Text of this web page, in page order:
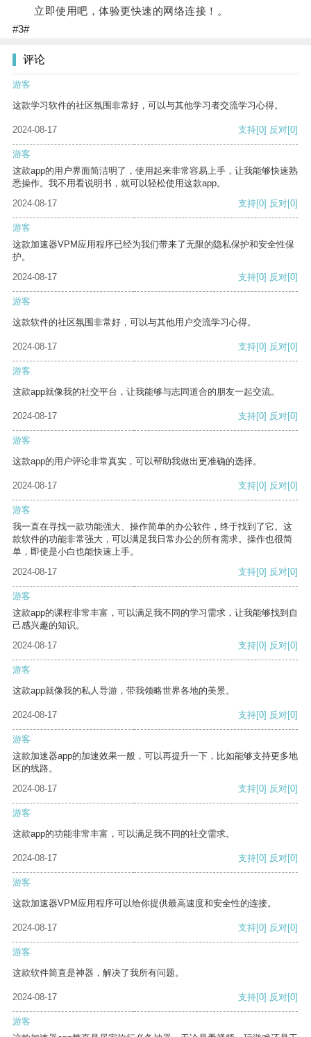
立即使用吧，体验更快速的网络连接！。
#3#
评论
游客
这款学习软件的社区氛围非常好，可以与其他学习者交流学习心得。
2024-08-17 支持[0] 反对[0]
游客
这款app的用户界面简洁明了，使用起来非常容易上手，让我能够快速熟
悉操作。我不用看说明书，就可以轻松使用这款app。
2024-08-17
支持[0] 反对[0]
游客
这款加速器VPM应用程序已经为我们带来了无限的隐私保护和安全性保
护。
2024-08-17
支持[0] 反对[0]
游客
这款软件的社区氛围非常好，可以与其他用户交流学习心得。
2024-08-17 支持[0] 反对[0]
游客
这款app就像我的社交平台，让我能够与志同道合的朋友一起交流。
2024-08-17 支持[0] 反对[0]
游客
这款app的用户评论非常真实，可以帮助我做出更准确的选择。
2024-08-17 支持[0] 反对[0]
游客
我一直在寻找一款功能强大、操作简单的办公软件，终于找到了它。这
款软件的功能非常强大，可以满足我日常办公的所有需求。操作也很简
单，即使是小白也能快速上手。
2024-08-17
支持[0] 反对[0]
游客
这款app的课程非常丰富，可以满足我不同的学习需求，让我能够找到自
己感兴趣的知识。
2024-08-17
支持[0] 反对[0]
游客
这款app就像我的私人导游，带我领略世界各地的美景。
2024-08-17 支持[0] 反对[0]
游客
这款加速器app的加速效果一般，可以再提升一下，比如能够支持更多地
区的线路。
2024-08-17
支持[0] 反对[0]
游客
这款app的功能非常丰富，可以满足我不同的社交需求。
2024-08-17 支持[0] 反对[0]
游客
这款加速器VPM应用程序可以给你提供最高速度和安全性的连接。
2024-08-17 支持[0] 反对[0]
游客
这款软件简直是神器，解决了我所有问题。
2024-08-17 支持[0] 反对[0]
游客